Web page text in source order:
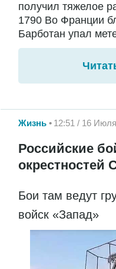
получил тяжелое
1790 Во Франции
Барботан упал
Жизнь 12:51 / 16
Российские
окрестностей
Бои там ведут
войск «Запад»